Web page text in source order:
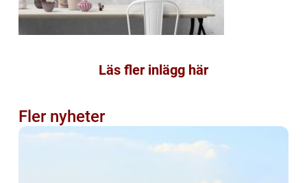
Läs fler inlägg här
Fler nyheter